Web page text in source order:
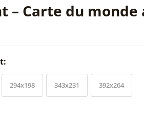
Carte du monde
294x198 343x231 392x264